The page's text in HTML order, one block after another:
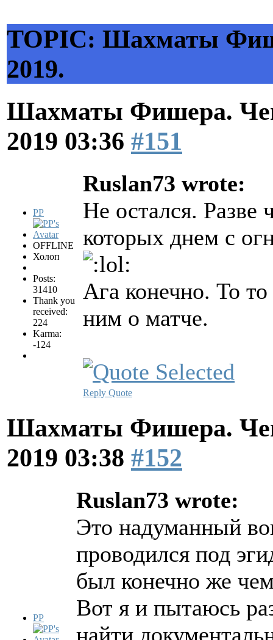
TOPIC: Шахматы
2019.
Шахматы Фишера.
2019 03:36 #151
PP
OFFLINE
Холоп
Posts:
31410
Thank you
received:
224
Karma:
-124
Ruslan73 wrote:
Не остался. Разве
которых днем с
Ага конечно. То то
ним о матче.
Reply Quote
Шахматы Фишера.
2019 03:38 #152
PP
Ruslan73 wrote:
Это надуманный
проводился под
был конечно же
Вот я и пытаюсь
найти